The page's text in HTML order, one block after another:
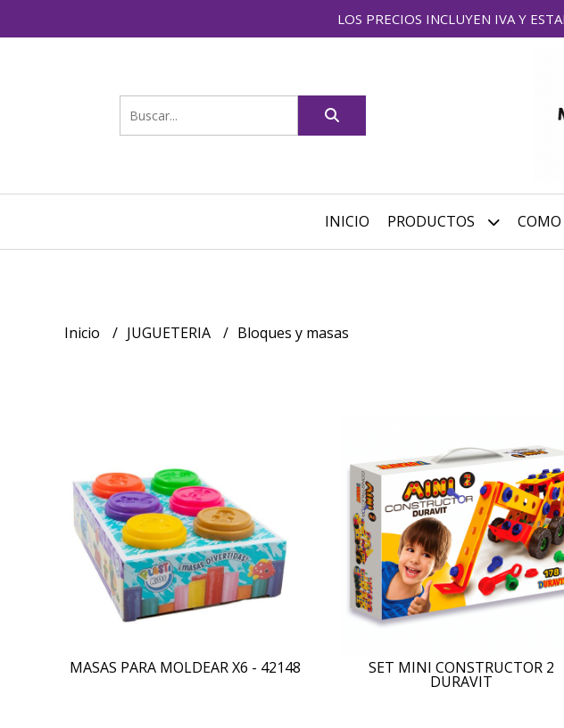
LOS PRECIOS INCLUYEN IVA Y
INICIO PRODUCTOS COMO
Inicio JUGUETERIA Bloques y masas
MASAS PARA MOLDEAR X6 - 42148 SET MINI CONSTRUCTOR 2
DURAVIT